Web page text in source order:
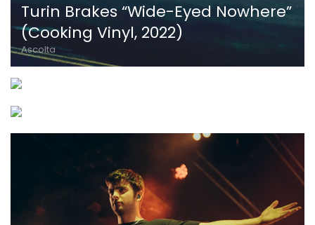
Turin Brakes “Wide-Eyed Nowhere”
(Cooking Vinyl, 2022)
Ascolta
Pearl Jam @
Autodromo Imola
Vede
Pearl Jam @
Hallenstadion
Vede